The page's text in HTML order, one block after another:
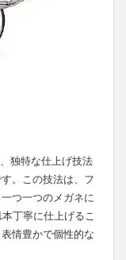
独特な仕上げ技法
。この技法は、フ
つ一つのメガネに
丁寧に仕上げるこ
情豊かで個性的な